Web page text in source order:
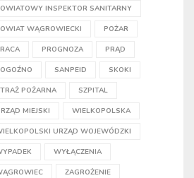
INSPEKTOR SANITARNY
WĄGROWIECKI POŻAR
PROGNOZA PRĄD
SANPEID SKOKI
POŻARNA SZPITAL
MIEJSKI WIELKOPOLSKA
URZĄD WOJEWÓDZKI
WYŁĄCZENIA
ZAGROŻENIE